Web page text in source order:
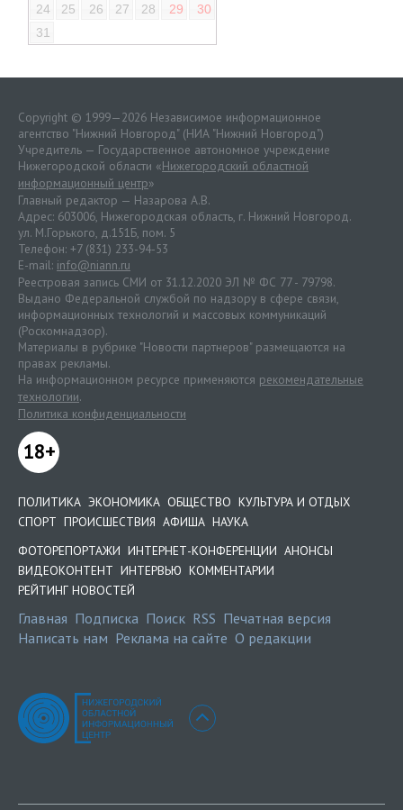
24
25 26 27 28 29
30
31
Copyright © 1999—2026 Независимое информационное
агентство "Нижний Новгород" (НИА "Нижний Новгород")
Учредитель — Государственное автономное учреждение
Нижегородской области «Нижегородский областной
информационный центр»
Главный редактор — Назарова А.В.
Адрес: 603006, Нижегородская область, г. Нижний Новгород.
ул. М.Горького, д.151Б, пом. 5
Телефон: +7 (831) 233-94-53
E-mail: info@niann.ru
Реестровая запись СМИ от 31.12.2020 ЭЛ № ФС 77 - 79798.
Выдано Федеральной службой по надзору в сфере связи,
информационных технологий и массовых коммуникаций
(Роскомнадзор).
Материалы в рубрике "Новости партнеров" размещаются на
правах рекламы.
На информационном ресурсе применяются рекомендательные
технологии.
Политика конфиденциальности
18+
ПОЛИТИКА ЭКОНОМИКА ОБЩЕСТВО КУЛЬТУРА И ОТДЫХ
СПОРТ ПРОИСШЕСТВИЯ АФИША НАУКА
ФОТОРЕПОРТАЖИ ИНТЕРНЕТ-КОНФЕРЕНЦИИ АНОНСЫ
ВИДЕОКОНТЕНТ ИНТЕРВЬЮ КОММЕНТАРИИ
РЕЙТИНГ НОВОСТЕЙ
Главная Подписка Поиск RSS Печатная версия
Написать нам Реклама на сайте О редакции